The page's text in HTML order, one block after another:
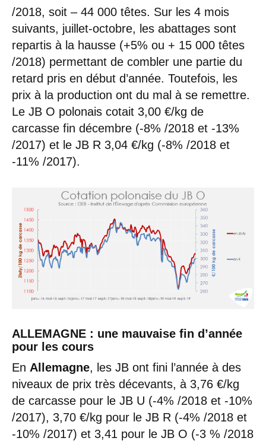
/2018, soit – 44 000 têtes. Sur les 4 mois
suivants, juillet-octobre, les abattages sont
repartis à la hausse (+5% ou + 15 000 têtes
/2018) permettant de combler une partie du
retard pris en début d’année. Toutefois, les
prix à la production ont du mal à se remettre.
Le JB O polonais cotait 3,00 €/kg de
carcasse fin décembre (-8% /2018 et -13%
/2017) et le JB R 3,04 €/kg (-8% /2018 et
-11% /2017).
ALLEMAGNE : une mauvaise fin d’année
pour les cours
En Allemagne, les JB ont fini l’année à des
niveaux de prix très décevants, à 3,76 €/kg
de carcasse pour le JB U (-4% /2018 et -10%
/2017), 3,70 €/kg pour le JB R (-4% /2018 et
-10% /2017) et 3,41 pour le JB O (-3 % /2018